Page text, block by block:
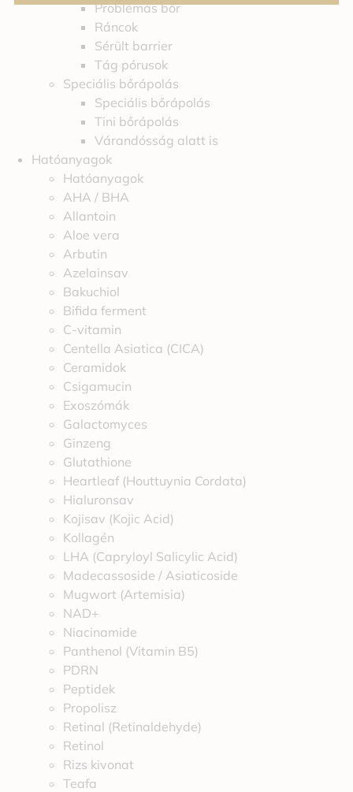
Problémás bőr
Ráncok
Sérült barrier
Tág pórusok
Speciális bőrápolás
Speciális bőrápolás
Tini bőrápolás
Várandósság alatt is
Hatóanyagok
Hatóanyagok
AHA / BHA
Allantoin
Aloe vera
Arbutin
Azelainsav
Bakuchiol
Bifida ferment
C-vitamin
Centella Asiatica (CICA)
Ceramidok
Csigamucin
Exoszómák
Galactomyces
Ginzeng
Glutathione
Heartleaf (Houttuynia Cordata)
Hialuronsav
Kojisav (Kojic Acid)
Kollagén
LHA (Capryloyl Salicylic Acid)
Madecassoside / Asiaticoside
Mugwort (Artemisia)
NAD+
Niacinamide
Panthenol (Vitamin B5)
PDRN
Peptidek
Propolisz
Retinal (Retinaldehyde)
Retinol
Rizs kivonat
Teafa